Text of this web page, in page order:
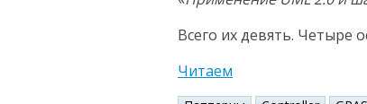
Всего их девять. Четыре
Читаем